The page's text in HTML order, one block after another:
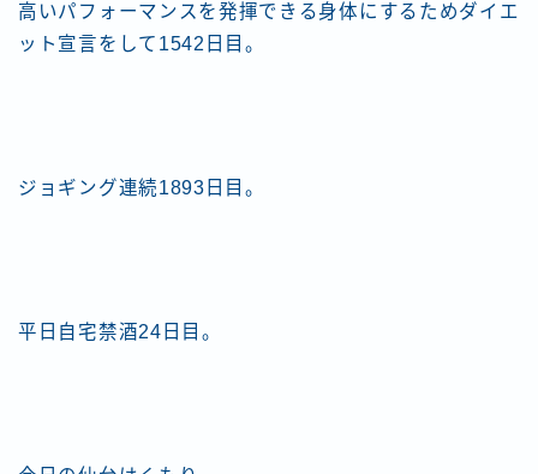
高いパフォーマンスを発揮できる身体にするためダイエ
ット宣言をして1542日目。
ジョギング連続1893日目。
平日自宅禁酒24日目。